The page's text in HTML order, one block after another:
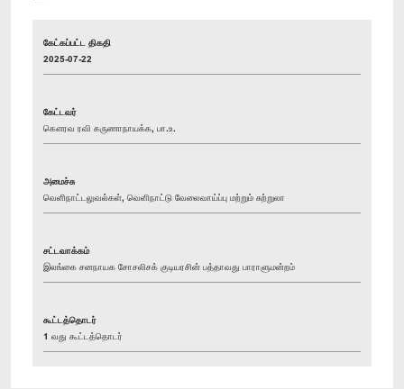
கேட்கப்பட்ட திகதி
2025-07-22
கேட்டவர்
கௌரவ ரவி கருணாநாயக்க, பா.உ.
அமைச்சு
வெளிநாட்டலுவல்கள், வெளிநாட்டு வேலைவாய்ப்பு மற்றும் சுற்றுலா
சட்டவாக்கம்
இலங்கை சனநாயக சோசலிசக் குடியரசின் பத்தாவது பாராளுமன்றம்
கூட்டத்தொடர்
1 வது கூட்டத்தொடர்